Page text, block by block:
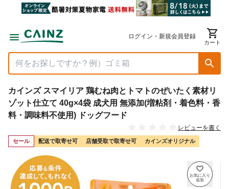
ログイン・新規会員登録
カート
カインズ スマイリア 鶏むね肉とトマトのぜいたく素材リ
ゾット仕立て 40g×4袋 成犬用 無添加(増粘剤・着色料・香
料・調味料不使用) ドッグフード
レビューを書く
セール 配送で取寄せ可 店舗受取で取寄せ可 カインズオリジナル